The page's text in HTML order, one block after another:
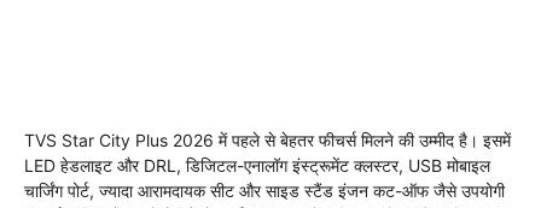
TVS Star City Plus 2026 में पहले से बेहतर फीचर्स मिलने की उम्मीद है। इसमें
LED हेडलाइट और DRL, डिजिटल-एनालॉग इंस्ट्रूमेंट क्लस्टर, USB मोबाइल
चार्जिंग पोर्ट, ज्यादा आरामदायक सीट और साइड स्टैंड इंजन कट-ऑफ जैसे उपयोगी